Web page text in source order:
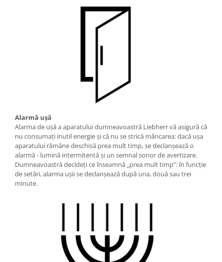
Alarmă uşă
Alarma de ușă a aparatului dumneavoastră Liebherr vă asigură că
nu consumați inutil energie și că nu se strică mâncarea: dacă ușa
aparatului rămâne deschisă prea mult timp, se declanșează o
alarmă - lumină intermitentă și un semnal sonor de avertizare.
Dumneavoastră decideți ce înseamnă „prea mult timp”: în funcție
de setări, alarma ușii se declanșează după una, două sau trei
minute.